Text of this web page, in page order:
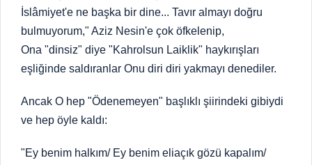
İslâmiyet'e ne başka bir dine... Tavır almayı doğru
bulmuyorum," Aziz Nesin'e çok öfkelenip,
Ona "dinsiz" diye "Kahrolsun Laiklik" haykırışları
eşliğinde saldıranlar Onu diri diri yakmayı denediler.
Ancak O hep "Ödenemeyen" başlıklı şiirindeki gibiydi
ve hep öyle kaldı:
"Ey benim halkım/ Ey benim eliaçık gözü kapalım/